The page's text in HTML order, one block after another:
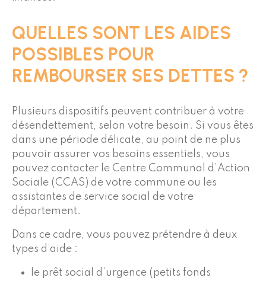
QUELLES SONT LES AIDES
POSSIBLES POUR
REMBOURSER SES DETTES ?
Plusieurs dispositifs peuvent contribuer à votre
désendettement, selon votre besoin. Si vous êtes
dans une période délicate, au point de ne plus
pouvoir assurer vos besoins essentiels, vous
pouvez contacter le Centre Communal d’Action
Sociale (CCAS) de votre commune ou les
assistantes de service social de votre
département.
Dans ce cadre, vous pouvez prétendre à deux
types d’aide :
le prêt social d’urgence (petits fonds